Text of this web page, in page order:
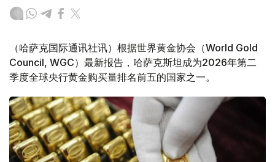
（哈萨克国际通讯社讯）根据世界黄金协会（World Gold
Council, WGC）最新报告，哈萨克斯坦成为2026年第二
季度全球央行黄金购买量排名前五的国家之一。